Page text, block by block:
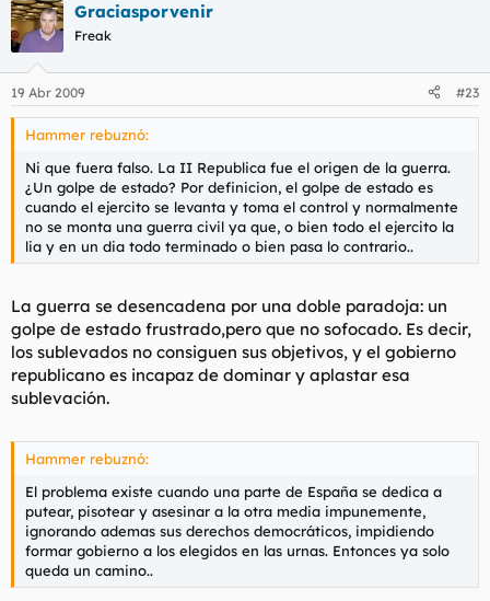
Graciasporvenir
Freak
19 Abr 2009 #23
Hammer rebuznó:
Ni que fuera falso. La II Republica fue el origen de la guerra.
¿Un golpe de estado? Por definicion, el golpe de estado es
cuando el ejercito se levanta y toma el control y normalmente
no se monta una guerra civil ya que, o bien todo el ejercito la
lia y en un dia todo terminado o bien pasa lo contrario..
La guerra se desencadena por una doble paradoja: un
golpe de estado frustrado,pero que no sofocado. Es decir,
los sublevados no consiguen sus objetivos, y el gobierno
republicano es incapaz de dominar y aplastar esa
sublevación.
Hammer rebuznó:
El problema existe cuando una parte de España se dedica a
putear, pisotear y asesinar a la otra media impunemente,
ignorando ademas sus derechos democráticos, impidiendo
formar gobierno a los elegidos en las urnas. Entonces ya solo
queda un camino..